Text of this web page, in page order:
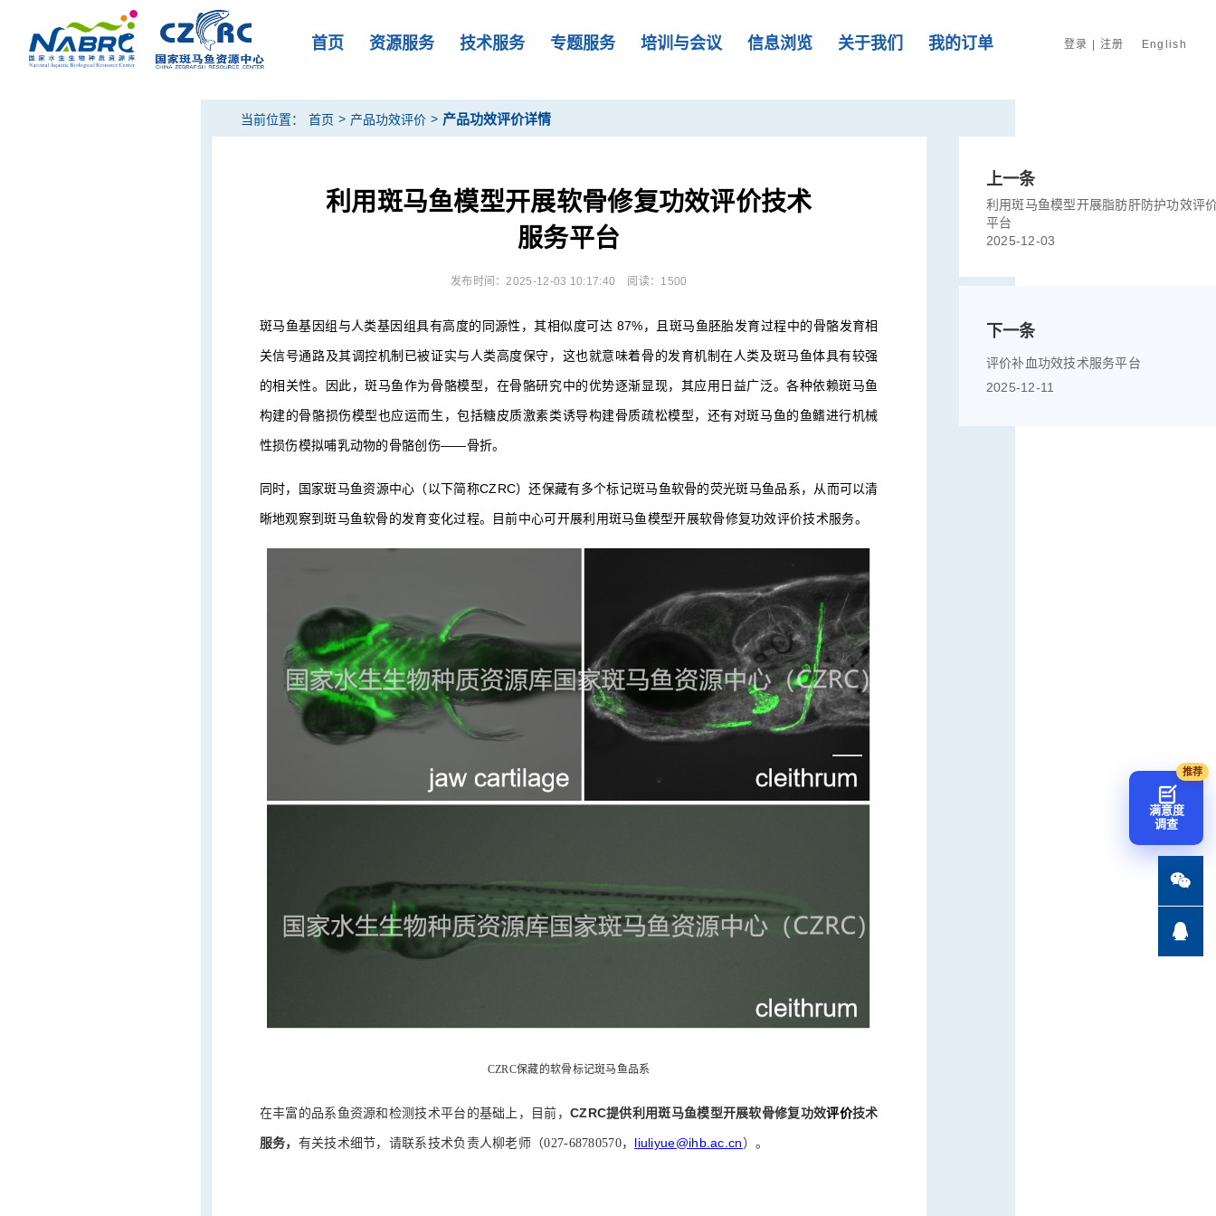
首页 资源服务 技术服务 专题服务 培训与会议 信息浏览 关于我们 我的订单 登录 | 注册 English
当前位置： 首页 > 产品功效评价 > 产品功效评价详情
利用斑马鱼模型开展软骨修复功效评价技术
服务平台
发布时间：2025-12-03 10:17:40 阅读：1500
斑马鱼基因组与人类基因组具有高度的同源性，其相似度可达 87%，且斑马鱼胚胎发育过程中的骨骼发育相
关信号通路及其调控机制已被证实与人类高度保守，这也就意味着骨的发育机制在人类及斑马鱼体具有较强
的相关性。因此，斑马鱼作为骨骼模型，在骨骼研究中的优势逐渐显现，其应用日益广泛。各种依赖斑马鱼
构建的骨骼损伤模型也应运而生，包括糖皮质激素类诱导构建骨质疏松模型，还有对斑马鱼的鱼鳍进行机械
性损伤模拟哺乳动物的骨骼创伤——骨折。
同时，国家斑马鱼资源中心（以下简称CZRC）还保藏有多个标记斑马鱼软骨的荧光斑马鱼品系，从而可以清
晰地观察到斑马鱼软骨的发育变化过程。目前中心可开展利用斑马鱼模型开展软骨修复功效评价技术服务。
CZRC保藏的软骨标记斑马鱼品系
在丰富的品系鱼资源和检测技术平台的基础上，目前， CZRC提供利用斑马鱼模型开展软骨修复功效评价技术
服务， 有关技术细节，请联系技术负责人柳老师（027-68780570， liuliyue@ihb.ac.cn ）。
上一条
利用斑马鱼模型开展脂肪肝防护功效评
平台
2025-12-03
下一条
评价补血功效技术服务平台
2025-12-11
满意度
调查

